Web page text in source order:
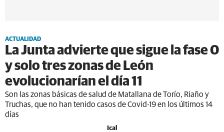
ACTUALIDAD
La Junta advierte que sigue la fase 0
y solo tres zonas de León
evolucionarían el día 11
Son las zonas básicas de salud de Matallana de Torío, Riaño y
Truchas, que no han tenido casos de Covid-19 en los últimos 14
días
Ical